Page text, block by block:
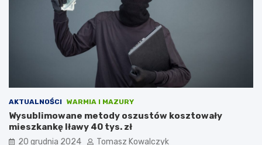
AKTUALNOŚCI WARMIA I MAZURY
Wysublimowane metody oszustów kosztowały
mieszkankę Iławy 40 tys. zł
20 grudnia 2024 Tomasz Kowalczyk